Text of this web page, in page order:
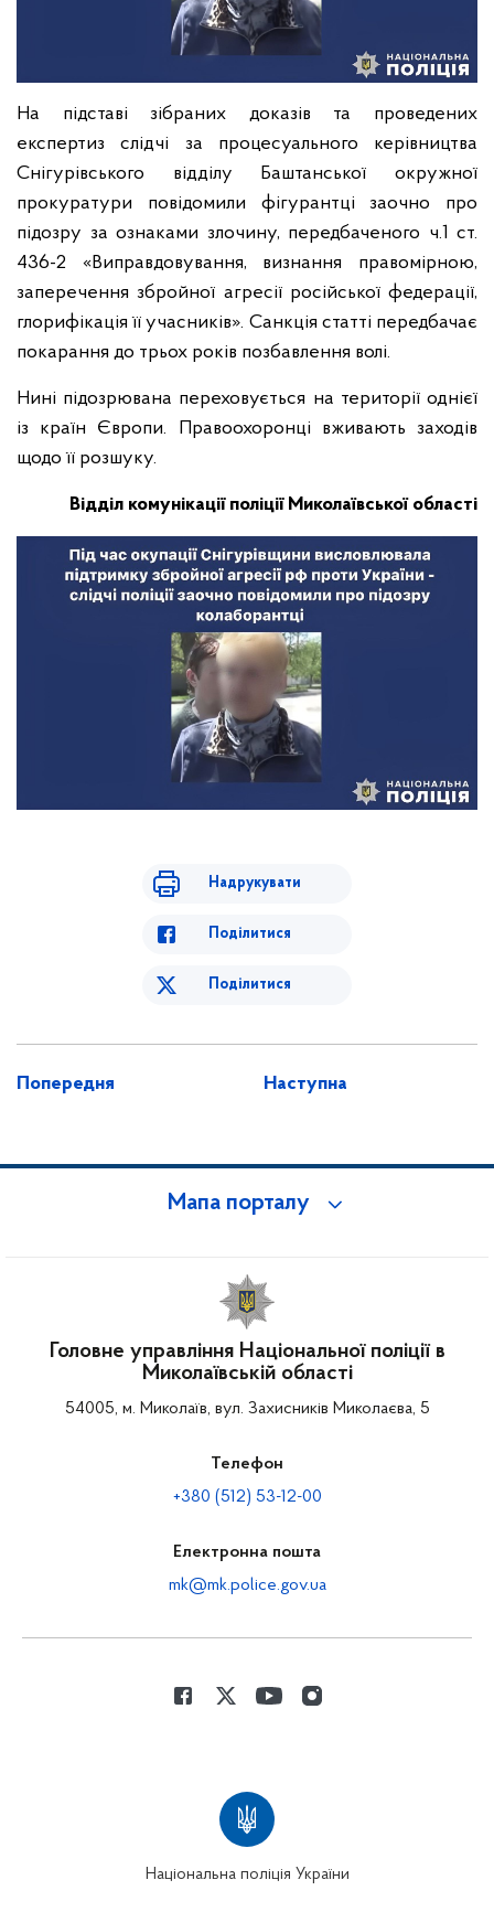
На підставі зібраних доказів та проведених
експертиз слідчі за процесуального керівництва
Снігурівського відділу Баштанської окружної
прокуратури повідомили фігурантці заочно про
підозру за ознаками злочину, передбаченого ч.1 ст.
436-2 «Виправдовування, визнання правомірною,
заперечення збройної агресії російської федерації,
глорифікація її учасників». Санкція статті передбачає
покарання до трьох років позбавлення волі.
Нині підозрювана переховується на території однієї
із країн Європи. Правоохоронці вживають заходів
щодо її розшуку.
Відділ комунікації поліції Миколаївської області
Надрукувати
Поділитися
Поділитися
Попередня Наступна
Мапа порталу
Головне управління Національної поліції в
Миколаївській області
54005, м. Миколаїв, вул. Захисників Миколаєва, 5
Телефон
+380 (512) 53-12-00
Електронна пошта
mk@mk.police.gov.ua
Національна поліція України